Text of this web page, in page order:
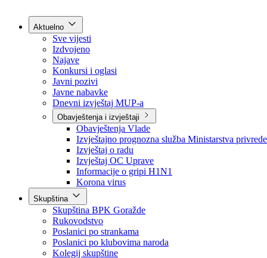
Kontakt
Aktuelno
Sve vijesti
Izdvojeno
Najave
Konkursi i oglasi
Javni pozivi
Javne nabavke
Dnevni izvještaj MUP-a
Obavještenja i izvještaji
Obavještenja Vlade
Izvještajno prognozna služba Ministarstva privrede
Izvještaj o radu
Izvještaj OC Uprave
Informacije o gripi H1N1
Korona virus
Skupština
Skupština BPK Goražde
Rukovodstvo